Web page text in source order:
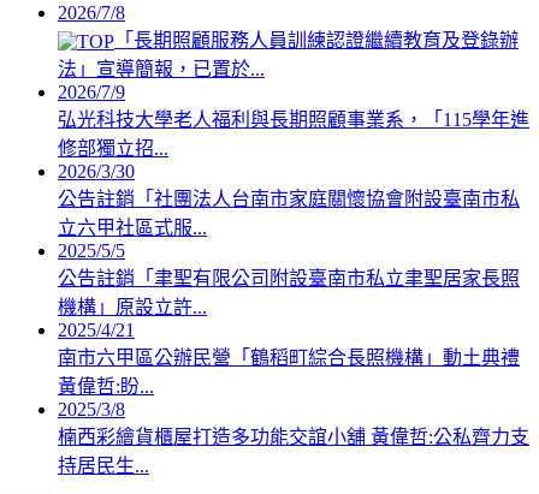
2026/7/8
「長期照顧服務人員訓練認證繼續教育及登錄辦
法」宣導簡報，已置於...
2026/7/9
弘光科技大學老人福利與長期照顧事業系，「115學年進
修部獨立招...
2026/3/30
公告註銷「社團法人台南市家庭關懷協會附設臺南市私
立六甲社區式服...
2025/5/5
公告註銷「聿聖有限公司附設臺南市私立聿聖居家長照
機構」原設立許...
2025/4/21
南市六甲區公辦民營「鶴稻町綜合長照機構」動土典禮
黃偉哲:盼...
2025/3/8
楠西彩繪貨櫃屋打造多功能交誼小舖 黃偉哲:公私齊力支
持居民生...